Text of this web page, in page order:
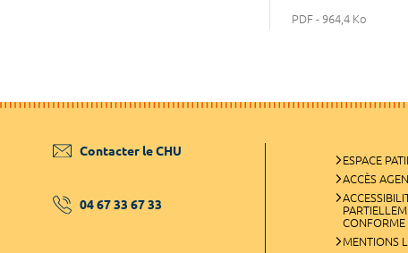
PDF - 964,4 Ko
Contacter le CHU
04 67 33 67 33
ESPACE
ACCÈS
CONFORME
MENTIONS